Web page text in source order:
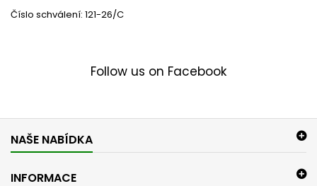
Číslo schválení: 121-26/C
Follow us on Facebook
NAŠE NABÍDKA
INFORMACE